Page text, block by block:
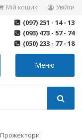
Мій кошик Увійти
(097) 251 - 14 - 13
(093) 473 - 57 - 74
(050) 233 - 77 - 18
Меню
Прожектори